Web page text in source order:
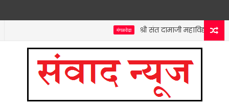
मंगळवेढा श्री संत दामाजी